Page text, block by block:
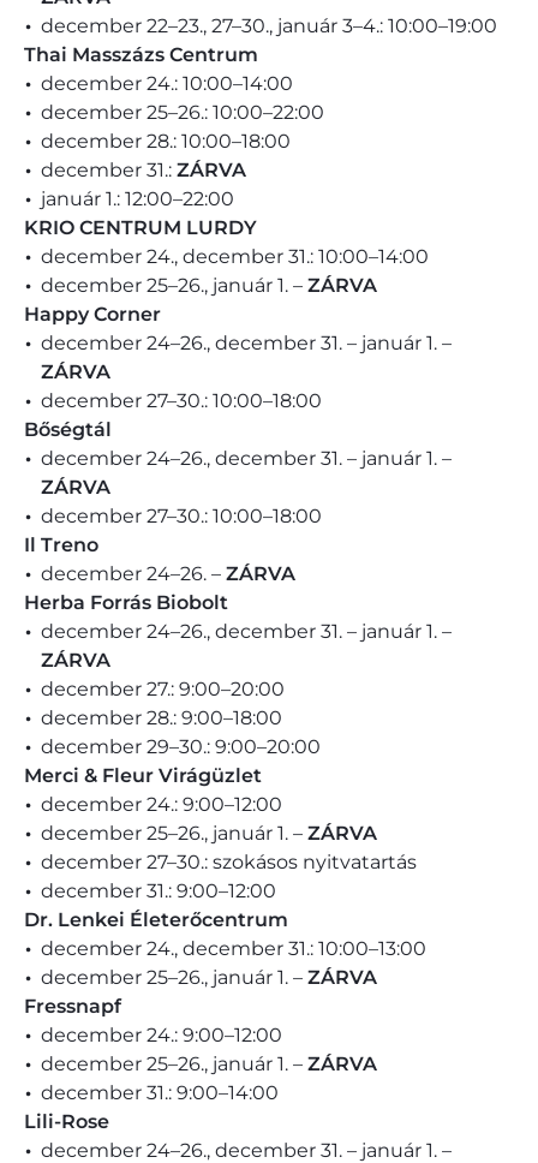
december 22–23., 27–30., január 3–4.: 10:00–19:00
Thai Masszázs Centrum
december 24.: 10:00–14:00
december 25–26.: 10:00–22:00
december 28.: 10:00–18:00
december 31.: ZÁRVA
január 1.: 12:00–22:00
KRIO CENTRUM LURDY
december 24., december 31.: 10:00–14:00
december 25–26., január 1. – ZÁRVA
Happy Corner
december 24–26., december 31. – január 1. –
ZÁRVA
december 27–30.: 10:00–18:00
Bőségtál
december 24–26., december 31. – január 1. –
ZÁRVA
december 27–30.: 10:00–18:00
Il Treno
december 24–26. – ZÁRVA
Herba Forrás Biobolt
december 24–26., december 31. – január 1. –
ZÁRVA
december 27.: 9:00–20:00
december 28.: 9:00–18:00
december 29–30.: 9:00–20:00
Merci & Fleur Virágüzlet
december 24.: 9:00–12:00
december 25–26., január 1. – ZÁRVA
december 27–30.: szokásos nyitvatartás
december 31.: 9:00–12:00
Dr. Lenkei Életerőcentrum
december 24., december 31.: 10:00–13:00
december 25–26., január 1. – ZÁRVA
Fressnapf
december 24.: 9:00–12:00
december 25–26., január 1. – ZÁRVA
december 31.: 9:00–14:00
Lili-Rose
december 24–26., december 31. – január 1. –